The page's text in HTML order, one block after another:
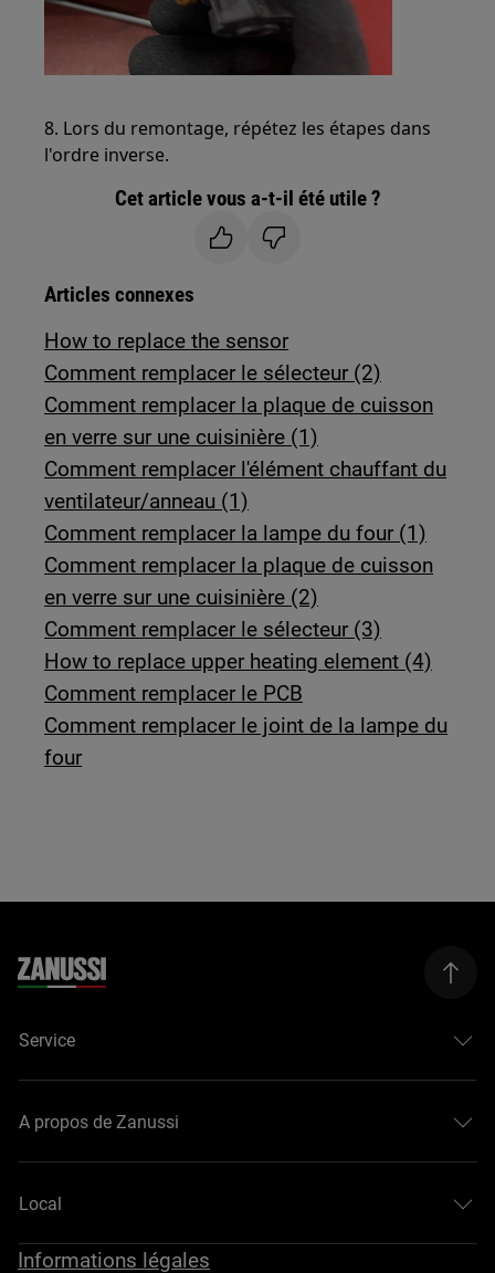
8. Lors du remontage, répétez les étapes dans
l'ordre inverse.
Cet article vous a-t-il été utile ?
Articles connexes
How to replace the sensor
Comment remplacer le sélecteur (2)
Comment remplacer la plaque de cuisson
en verre sur une cuisinière (1)
Comment remplacer l'élément chauffant du
ventilateur/anneau (1)
Comment remplacer la lampe du four (1)
Comment remplacer la plaque de cuisson
en verre sur une cuisinière (2)
Comment remplacer le sélecteur (3)
How to replace upper heating element (4)
Comment remplacer le PCB
Comment remplacer le joint de la lampe du
four
Service
A propos de Zanussi
Local
Informations légales